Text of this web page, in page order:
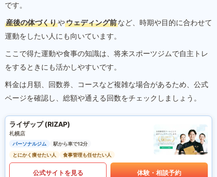
です。
産後の体づくりやウェディング前など、時期や目的に合わせて
運動をしたい人にも向いています。
ここで得た運動や食事の知識は、将来スポーツジムで自主トレ
をするときにも活かしやすいです。
料金は月額、回数券、コースなど複雑な場合があるため、公式
ページを確認し、総額や通える回数をチェックしましょう。
ライザップ (RIZAP)
札幌店
パーソナルジム
駅から車で12分
とにかく痩せたい人
食事管理も任せたい人
公式サイトを見る 体験・相談予約